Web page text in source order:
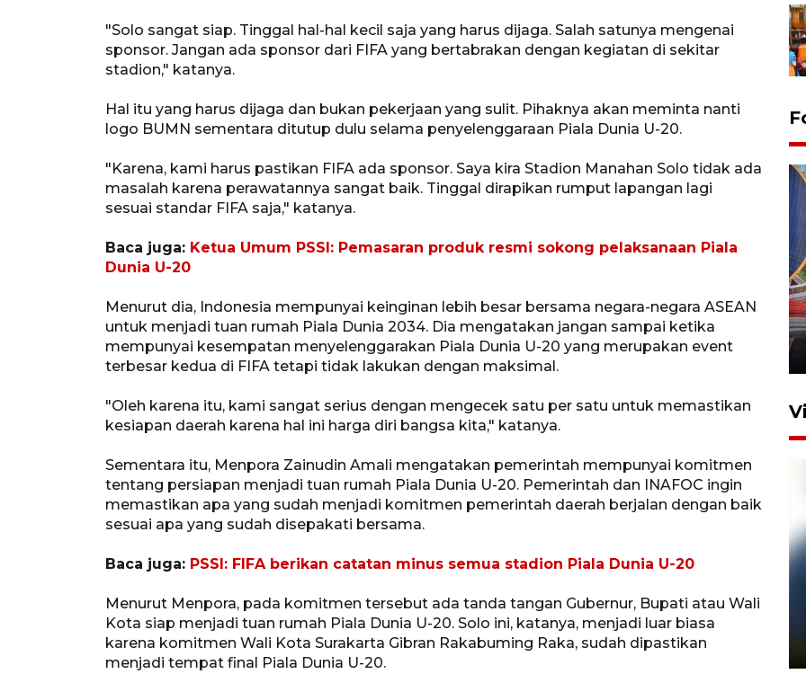
"Solo sangat siap. Tinggal hal-hal kecil saja yang harus dijaga. Salah satunya mengenai
sponsor. Jangan ada sponsor dari FIFA yang bertabrakan dengan kegiatan di sekitar
stadion," katanya.
Hal itu yang harus dijaga dan bukan pekerjaan yang sulit. Pihaknya akan meminta nanti
logo BUMN sementara ditutup dulu selama penyelenggaraan Piala Dunia U-20.
"Karena, kami harus pastikan FIFA ada sponsor. Saya kira Stadion Manahan Solo tidak ada
masalah karena perawatannya sangat baik. Tinggal dirapikan rumput lapangan lagi
sesuai standar FIFA saja," katanya.
Baca juga: Ketua Umum PSSI: Pemasaran produk resmi sokong pelaksanaan Piala
Dunia U-20
Menurut dia, Indonesia mempunyai keinginan lebih besar bersama negara-negara ASEAN
untuk menjadi tuan rumah Piala Dunia 2034. Dia mengatakan jangan sampai ketika
mempunyai kesempatan menyelenggarakan Piala Dunia U-20 yang merupakan event
terbesar kedua di FIFA tetapi tidak lakukan dengan maksimal.
"Oleh karena itu, kami sangat serius dengan mengecek satu per satu untuk memastikan
kesiapan daerah karena hal ini harga diri bangsa kita," katanya.
Sementara itu, Menpora Zainudin Amali mengatakan pemerintah mempunyai komitmen
tentang persiapan menjadi tuan rumah Piala Dunia U-20. Pemerintah dan INAFOC ingin
memastikan apa yang sudah menjadi komitmen pemerintah daerah berjalan dengan baik
sesuai apa yang sudah disepakati bersama.
Baca juga: PSSI: FIFA berikan catatan minus semua stadion Piala Dunia U-20
Menurut Menpora, pada komitmen tersebut ada tanda tangan Gubernur, Bupati atau Wali
Kota siap menjadi tuan rumah Piala Dunia U-20. Solo ini, katanya, menjadi luar biasa
karena komitmen Wali Kota Surakarta Gibran Rakabuming Raka, sudah dipastikan
menjadi tempat final Piala Dunia U-20.
perlintasan sebidang di
Stasiun Bogor
12 Juni 2026 18:49
Pelanggan Filaha Farm setia
sampai 8 tahan?
1 Juni 2026 05:47